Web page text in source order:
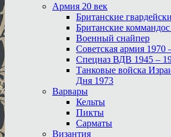
Армия 20 век
Британские
Британские
Военный снайпер
Советская армия 1970
Спецназ ВДВ 1945 –
Танковые войска
Дня 1973
Варвары
Кельты
Пикты
Сарматы
Византия